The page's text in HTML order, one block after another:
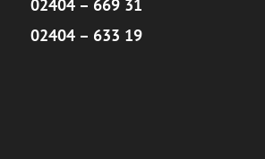
02404 – 669 31
02404 – 633 19